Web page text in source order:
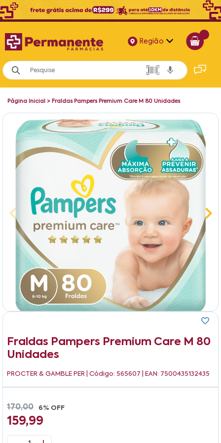
Região
Alagoas
Bahia
Pernambuco
Página Inicial > Fraldas Pampers Premium Care M 80 Unidades
Fraldas Pampers Premium Care M 80
Unidades
PROCTER & GAMBLE PER | Código: 565607 | EAN: 7500435132435
170,00 6% OFF
159,99